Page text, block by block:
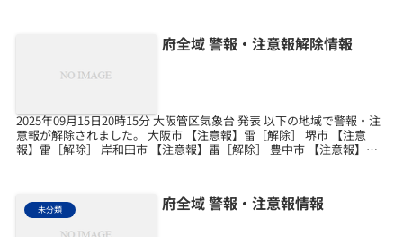
府全域 警報・注意報解除情報
2025年09月15日20時15分 大阪管区気象台 発表 以下の地域で警報・注
意報が解除されました。 大阪市 【注意報】雷［解除］ 堺市 【注意
報】雷［解除］ 岸和田市 【注意報】雷［解除］ 豊中市 【注意報】雷
未分類 府全域 警報・注意報情報